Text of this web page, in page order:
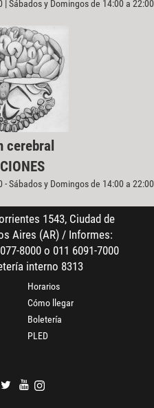
Sábados y Domingos de 14:00 a 22:00
cerebral
Sábados y Domingos de 14:00 a 22:00
1543, Ciudad de
Aires (AR) / Informes:
8000 o 011 6091-7000
interno 8313
Horarios
Cómo llegar
Boletería
PLED